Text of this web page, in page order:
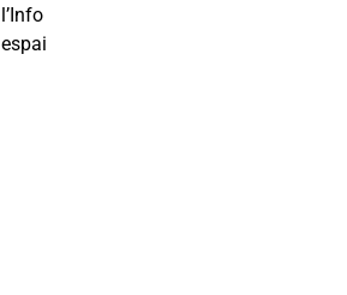
l’Info
espai